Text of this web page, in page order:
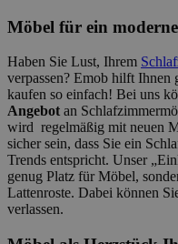
Möbel für ein
Haben Sie Lust, Ihrem
verpassen? Emob hilft
kaufen so einfach! Bei uns
Angebot an
wird regelmäßig mit neuen
sicher sein, dass Sie ein
Trends entspricht. Unser
genug Platz für Möbel,
Lattenroste. Dabei können
verlassen.